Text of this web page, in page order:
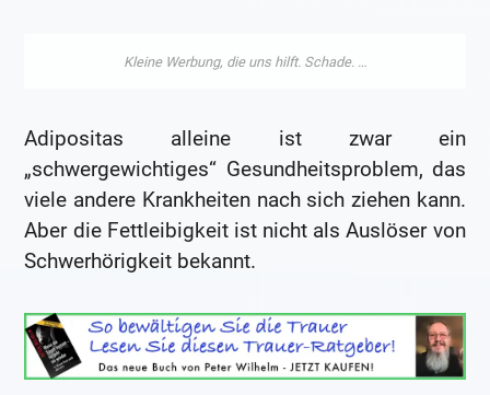
Adipositas alleine ist zwar ein
„schwergewichtiges“ Gesundheitsproblem, das
viele andere Krankheiten nach sich ziehen kann.
Aber die Fettleibigkeit ist nicht als Auslöser von
Schwerhörigkeit bekannt.